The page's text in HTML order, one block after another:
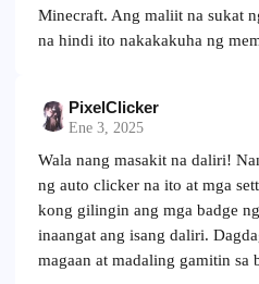
Minecraft. Ang maliit na sukat
na hindi ito nakakakuha ng
PixelClicker
Ene 3, 2025
Wala nang masakit na daliri!
ng auto clicker na ito at mga
kong gilingin ang mga badge
inaangat ang isang daliri.
magaan at madaling gamitin sa